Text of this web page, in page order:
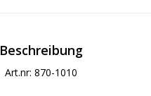
Beschreibung
Art.nr: 870-1010